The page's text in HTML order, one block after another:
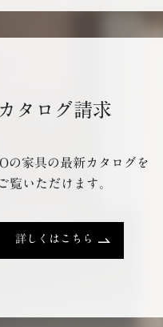
カタログ請求
の家具の最新カタログを
ご覧いただけます。
詳しくはこちら